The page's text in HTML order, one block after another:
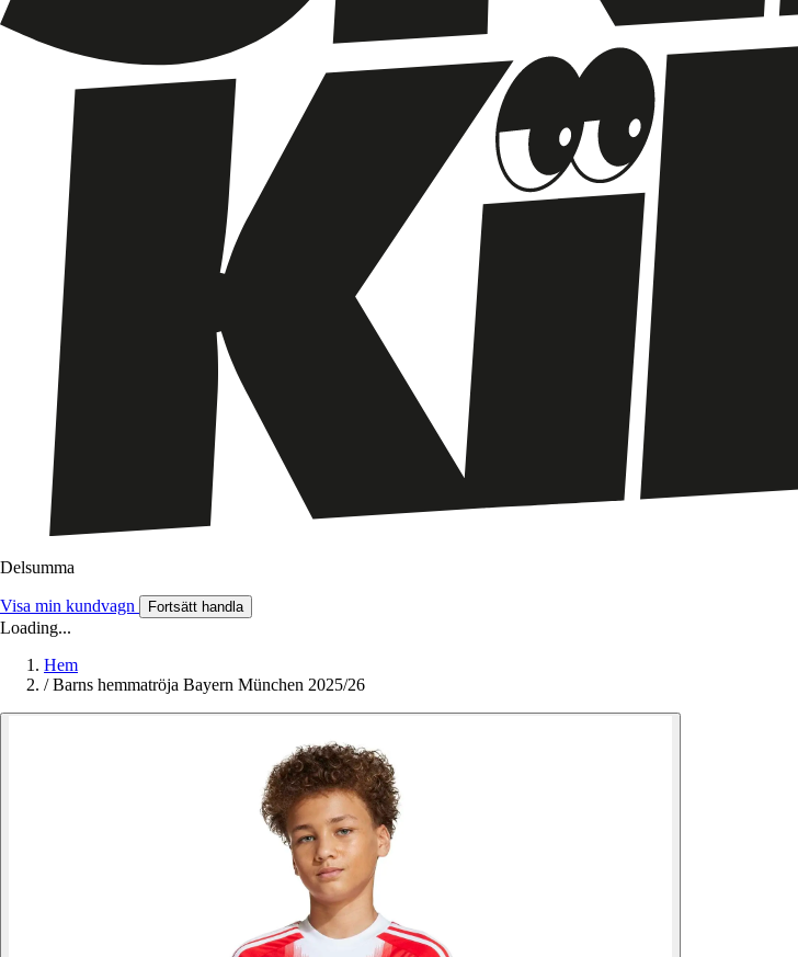
Delsumma
Visa min kundvagn Fortsätt handla
Loading...
Hem
/ Barns hemmatröja Bayern München 2025/26